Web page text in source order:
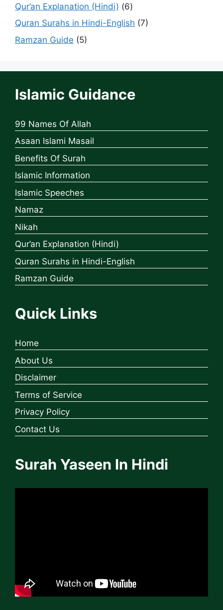
Qur’an Explanation (Hindi) (6)
Quran Surahs in Hindi-English (7)
Ramzan Guide (5)
Islamic Guidance
99 Names Of Allah
Asaan Islami Masail
Benefits Of Surah
Islamic Information
Islamic Speeches
Namaz
Nikah
Qur’an Explanation (Hindi)
Quran Surahs in Hindi-English
Ramzan Guide
Quick Links
Home
About Us
Disclaimer
Terms of Service
Privacy Policy
Contact Us
Surah Yaseen In Hindi